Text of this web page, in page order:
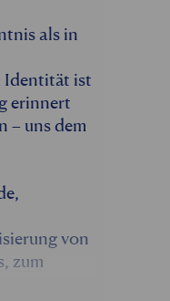
als in
Identität ist
erinnert
– uns dem
von
zum